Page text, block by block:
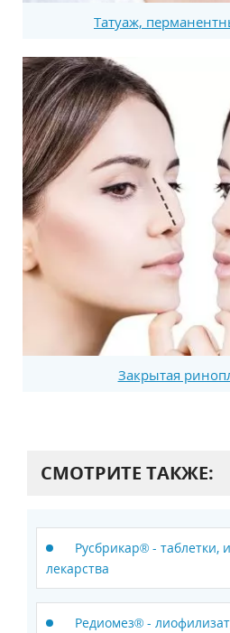
Татуаж,
Закрытая
СМОТРИТЕ ТАКЖЕ:
Русбрикар® - таблетки,
лекарства
Редиомез® -